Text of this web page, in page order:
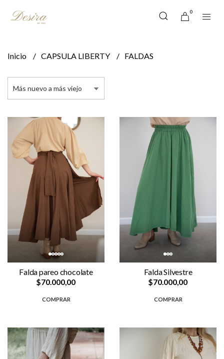
0
Inicio CAPSULA LIBERTY FALDAS
Falda pareo chocolate
$70.000,00
COMPRAR
Falda Silvestre
$70.000,00
COMPRAR